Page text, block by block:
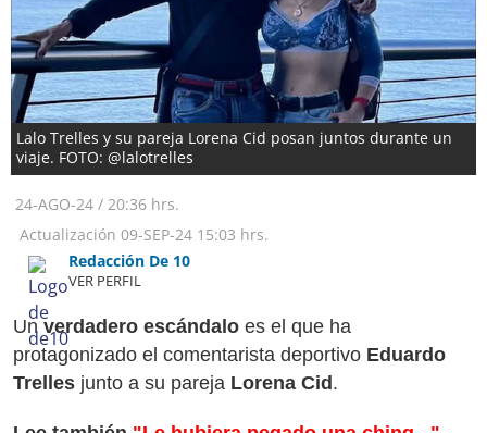
Lalo Trelles y su pareja Lorena Cid posan juntos durante un
viaje. FOTO: @lalotrelles
24-AGO-24 / 20:36 hrs.
Actualización 09-SEP-24 15:03 hrs.
Redacción De 10
VER PERFIL
Un verdadero escándalo es el que ha
protagonizado el comentarista deportivo Eduardo
Trelles junto a su pareja Lorena Cid .